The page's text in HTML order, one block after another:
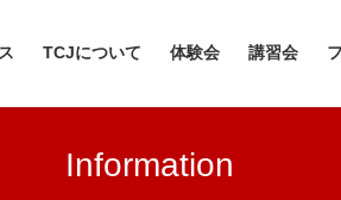
TCJについて 体験会 講習会
Information